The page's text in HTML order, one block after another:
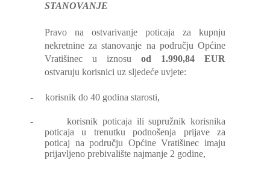
STANOVANJE
Pravo na ostvarivanje poticaja za kupnju
nekretnine za stanovanje na području Općine
Vratišinec u iznosu od 1.990,84 EUR
ostvaruju korisnici uz sljedeće uvjete:
- korisnik do 40 godina starosti,
-
korisnik poticaja ili supružnik korisnika
poticaja u trenutku podnošenja prijave za
poticaj na području Općine Vratišinec imaju
prijavljeno prebivalište najmanje 2 godine,